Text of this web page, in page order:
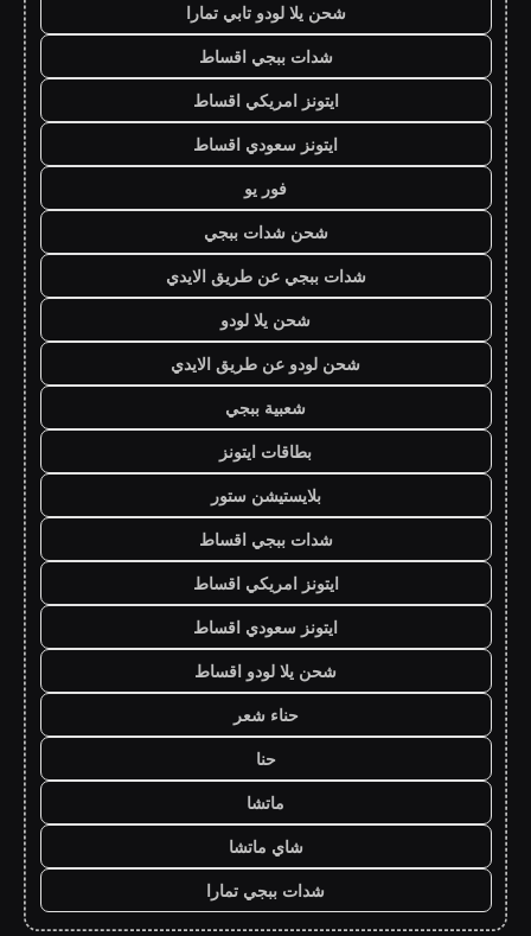
شحن يلا لودو تابي تمارا
شدات ببجي اقساط
ايتونز امريكي اقساط
ايتونز سعودي اقساط
فور يو
شحن شدات ببجي
شدات ببجي عن طريق الايدي
شحن يلا لودو
شحن لودو عن طريق الايدي
شعبية ببجي
بطاقات ايتونز
بلايستيشن ستور
شدات ببجي اقساط
ايتونز امريكي اقساط
ايتونز سعودي اقساط
شحن يلا لودو اقساط
حناء شعر
حنا
ماتشا
شاي ماتشا
شدات ببجي تمارا